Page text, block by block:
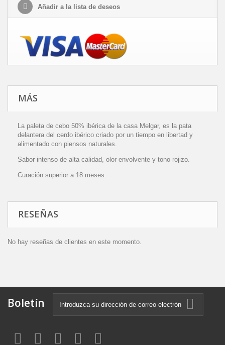
Añadir a la lista de deseos
MÁS
La paleta de cebo 50% ibérica de la casa Melgar, es la pata
delantera del cerdo ibérico criado por un tiempo en libertad y
alimentado con piensos naturales.
Sabor intenso de alta calidad, olor envolvente y tono rojizo.
Curación superior a 18 meses.
RESEÑAS
No hay reseñas de clientes en este momento.
Boletín